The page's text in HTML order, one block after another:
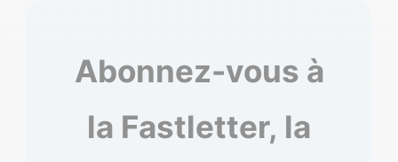
Abonnez-vous à
la Fastletter, la